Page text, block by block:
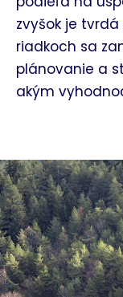
zvyšok je
riadkoch sa
plánovanie a
akým